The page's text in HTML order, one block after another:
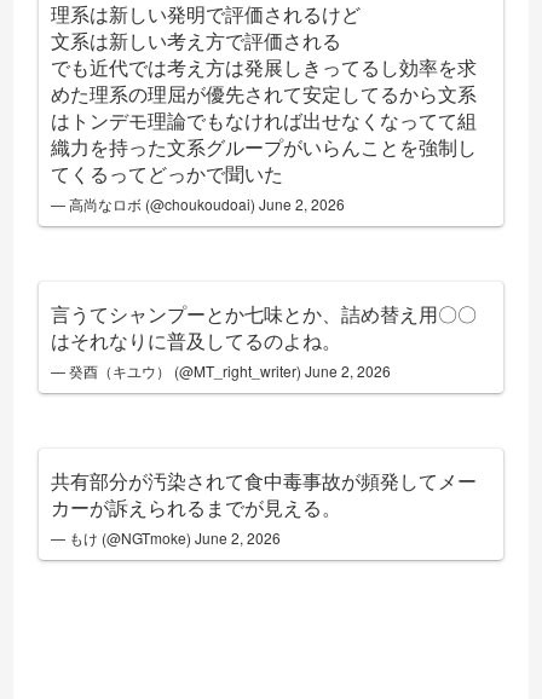
理系は新しい発明で評価されるけど
文系は新しい考え方で評価される
でも近代では考え方は発展しきってるし効率を求
めた理系の理屈が優先されて安定してるから文系
はトンデモ理論でもなければ出せなくなってて組
織力を持った文系グループがいらんことを強制し
てくるってどっかで聞いた
— 高尚なロボ (@choukoudoai)June 2, 2026
言うてシャンプーとか七味とか、詰め替え用〇〇
はそれなりに普及してるのよね。
— 癸酉（キユウ） (@MT_right_writer)June 2, 2026
共有部分が汚染されて食中毒事故が頻発してメー
カーが訴えられるまでが見える。
— もけ (@NGTmoke)June 2, 2026